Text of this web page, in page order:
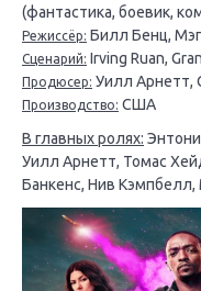
(фантастика, боевик,
Режиссёр: Билл Бенц,
Сценарий: Irving Ruan,
Продюсер: Уилл Арнетт,
Производство: США
В главных ролях:
Уилл Арнетт, Томас
Банкенс, Нив